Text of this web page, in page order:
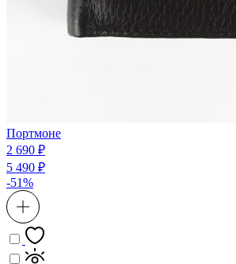
Портмоне
2 690 ₽
5 490 ₽
-51%